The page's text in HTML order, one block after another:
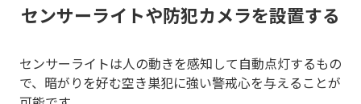
センサーライトや防犯カメラを設置する
センサーライトは人の動きを感知して自動点灯するもの
で、暗がりを好む空き巣犯に強い警戒心を与えることが